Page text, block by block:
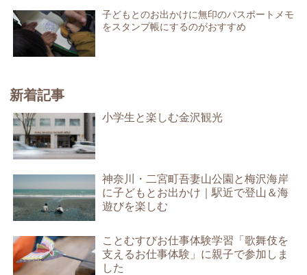
子どもとのお出かけに無印のパスポートメモ
をスタンプ帳にするのがおすすめ
新着記事
小学生と楽しむ金沢観光
神奈川・二宮町吾妻山公園と梅沢海岸
に子どもとお出かけ｜駅近で登山＆海
遊びを楽しむ
ことむすびお仕事体験学習「歌舞伎を
支えるお仕事体験」に親子で参加しま
した